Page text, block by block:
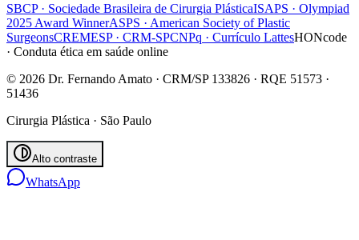
SBCP · Sociedade Brasileira de Cirurgia PlásticaISAPS · Olympiad
2025 Award WinnerASPS · American Society of Plastic
SurgeonsCREMESP · CRM-SPCNPq · Currículo LattesHONcode
· Conduta ética em saúde online
© 2026 Dr. Fernando Amato · CRM/SP 133826 · RQE 51573 ·
51436
Cirurgia Plástica · São Paulo
Alto contraste
WhatsApp